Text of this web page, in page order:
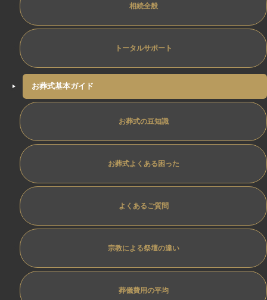
相続全般
トータルサポート
お葬式基本ガイド
お葬式の豆知識
お葬式よくある困った
よくあるご質問
宗教による祭壇の違い
葬儀費用の平均